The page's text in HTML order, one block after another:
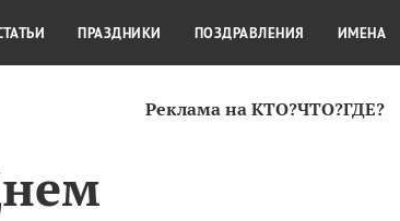
Реклама на КТО?ЧТО?ГДЕ?
КУЛЬТУРА КРАСОТА
ПРАЗДНИКИ ПОЗДРАВЛЕНИЯ ИМЕНА